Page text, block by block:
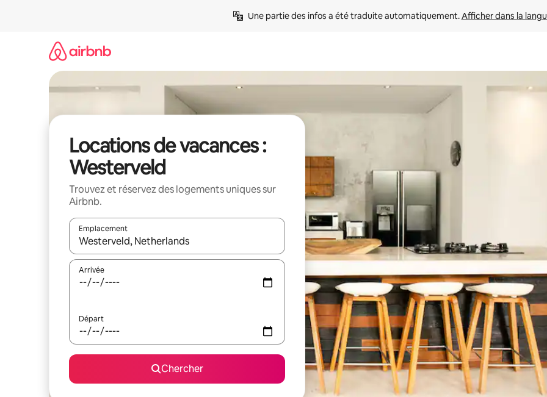
Une partie des infos a été traduite automatiquement. Afficher dans la
Locations de vacances :
Westerveld
Trouvez et réservez des logements uniques sur
Airbnb.
Emplacement
Quand les résultats sont affichés, parcourez-les en utilisant les flèches vers le haut et vers le bas, ou en appuyant
Arrivée
Départ
Chercher